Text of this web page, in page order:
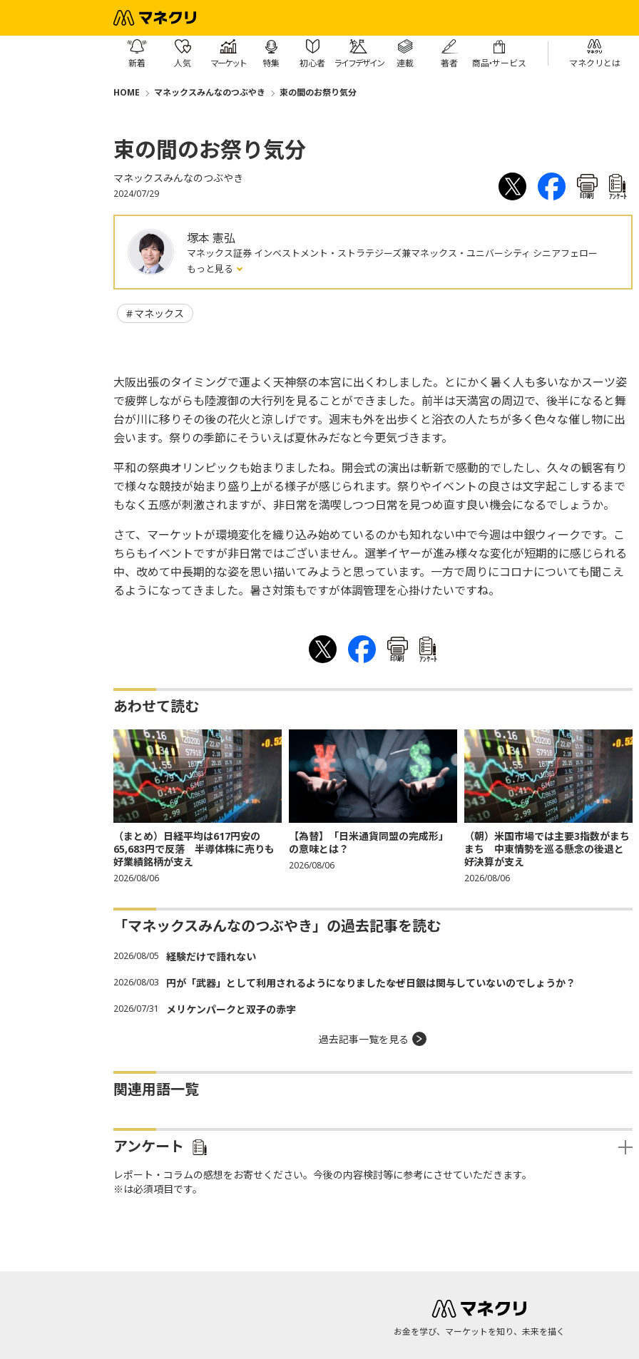
新着 人気 マーケット 特集 初心者 ライフデザイン 連載 著者 商品・サービス マネクリとは
HOME マネックスみんなのつぶやき 束の間のお祭り気分
束の間のお祭り気分
マネックスみんなのつぶやき
2024/07/29 印刷 ｱﾝｹｰﾄ
塚本 憲弘
マネックス証券 インベストメント・ストラテジーズ兼マネックス・ユニバーシティ シニアフェロー
もっと見る
マネックス
大阪出張のタイミングで運よく天神祭の本宮に出くわしました。とにかく暑く人も多いなかスーツ姿
で疲弊しながらも陸渡御の大行列を見ることができました。前半は天満宮の周辺で、後半になると舞
台が川に移りその後の花火と涼しげです。週末も外を出歩くと浴衣の人たちが多く色々な催し物に出
会います。祭りの季節にそういえば夏休みだなと今更気づきます。
平和の祭典オリンピックも始まりましたね。開会式の演出は斬新で感動的でしたし、久々の観客有り
で様々な競技が始まり盛り上がる様子が感じられます。祭りやイベントの良さは文字起こしするまで
もなく五感が刺激されますが、非日常を満喫しつつ日常を見つめ直す良い機会になるでしょうか。
さて、マーケットが環境変化を織り込み始めているのかも知れない中で今週は中銀ウィークです。こ
ちらもイベントですが非日常ではございません。選挙イヤーが進み様々な変化が短期的に感じられる
中、改めて中長期的な姿を思い描いてみようと思っています。一方で周りにコロナについても聞こえ
るようになってきました。暑さ対策もですが体調管理を心掛けたいですね。
印刷 ｱﾝｹｰﾄ
あわせて読む
（まとめ）日経平均は617円安の
65,683円で反落 半導体株に売りも
好業績銘柄が支え
2026/08/06
【為替】「日米通貨同盟の完成形」
の意味とは？
2026/08/06
（朝）米国市場では主要3指数がまち
まち 中東情勢を巡る懸念の後退と
好決算が支え
2026/08/06
「マネックスみんなのつぶやき」の過去記事を読む
2026/08/05 経験だけで語れない
2026/08/03 円が「武器」として利用されるようになりました――なぜ日銀は関与していないのでしょうか？
2026/07/31 メリケンパークと双子の赤字
過去記事一覧を見る
関連用語一覧
アンケート
レポート・コラムの感想をお寄せください。今後の内容検討等に参考にさせていただきます。
※は必須項目です。
お金を学び、マーケットを知り、未来を描く